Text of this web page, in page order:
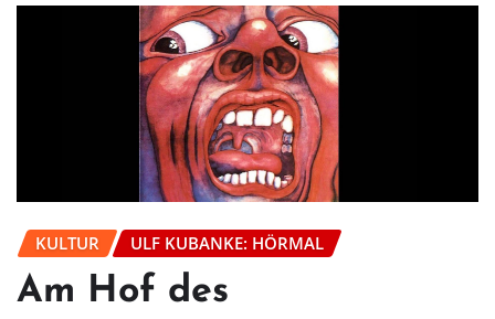
KULTUR ULF KUBANKE: HÖRMAL
Am Hof des